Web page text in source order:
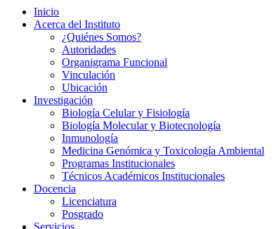
Inicio
Acerca del Instituto
¿Quiénes Somos?
Autoridades
Organigrama Funcional
Vinculación
Ubicación
Investigación
Biología Celular y Fisiología
Biología Molecular y Biotecnología
Inmunología
Medicina Genómica y Toxicología Ambiental
Programas Institucionales
Técnicos Académicos Institucionales
Docencia
Licenciatura
Posgrado
Servicios